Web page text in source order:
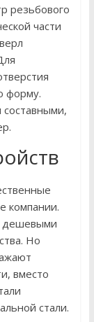
резьбового
части
форму.
компании.
дешевыми
Но
вместо
стали.